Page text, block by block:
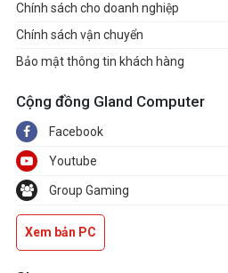
Chính sách cho doanh nghiệp
Chính sách vận chuyển
Bảo mật thông tin khách hàng
Cộng đồng Gland Computer
Facebook
Youtube
Group Gaming
Xem bản PC